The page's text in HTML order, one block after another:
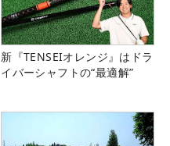
新『TENSEIオレンジ』はドラ
イバーシャフトの“最適解”